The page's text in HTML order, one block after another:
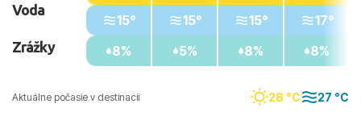
Aktuálne počasie v destinacii 28 °C 27 °C
Voda
Zrážky
15°
8%
15°
5%
15°
8%
17°
8%